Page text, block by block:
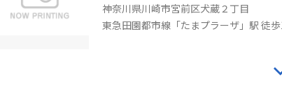
神奈川県川崎市宮前区犬蔵２丁目
東急田園都市線「宮前平」中古戸建